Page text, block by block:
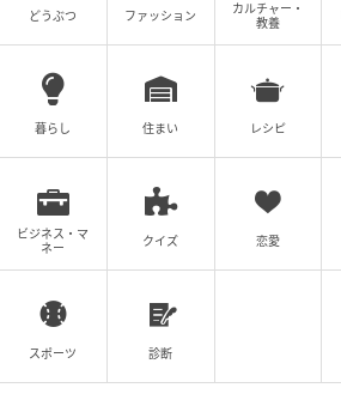
どうぶつ ファッション
カルチャー・
教養
暮らし 住まい レシピ
ビジネス・マ
ネー
クイズ 恋愛
スポーツ 診断